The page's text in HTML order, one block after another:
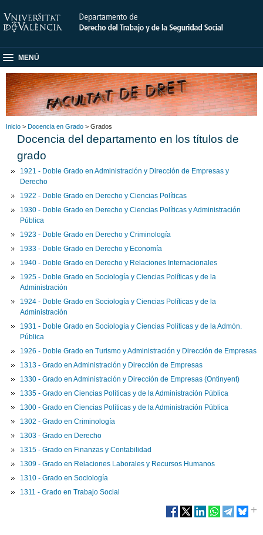
MENÚ
Inicio > Docencia en Grado > Grados
Docencia del departamento en los títulos de
grado
1921 - Doble Grado en Administración y Dirección de Empresas y
Derecho
1922 - Doble Grado en Derecho y Ciencias Políticas
1930 - Doble Grado en Derecho y Ciencias Políticas y Administración
Pública
1923 - Doble Grado en Derecho y Criminología
1933 - Doble Grado en Derecho y Economía
1940 - Doble Grado en Derecho y Relaciones Internacionales
1925 - Doble Grado en Sociología y Ciencias Políticas y de la
Administración
1924 - Doble Grado en Sociología y Ciencias Políticas y de la
Administración
1931 - Doble Grado en Sociología y Ciencias Políticas y de la Admón.
Pública
1926 - Doble Grado en Turismo y Administración y Dirección de Empresas
1313 - Grado en Administración y Dirección de Empresas
1330 - Grado en Administración y Dirección de Empresas (Ontinyent)
1335 - Grado en Ciencias Políticas y de la Administración Pública
1300 - Grado en Ciencias Políticas y de la Administración Pública
1302 - Grado en Criminología
1303 - Grado en Derecho
1315 - Grado en Finanzas y Contabilidad
1309 - Grado en Relaciones Laborales y Recursos Humanos
1310 - Grado en Sociología
1311 - Grado en Trabajo Social